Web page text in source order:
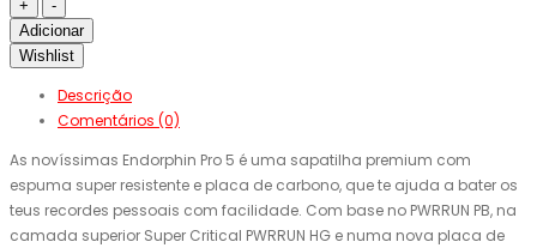
Adicionar
Wishlist
Descrição
Comentários (0)
As novíssimas Endorphin Pro 5 é uma sapatilha premium com
espuma super resistente e placa de carbono, que te ajuda a bater os
teus recordes pessoais com facilidade. Com base no PWRRUN PB, na
camada superior Super Critical PWRRUN HG e numa nova placa de